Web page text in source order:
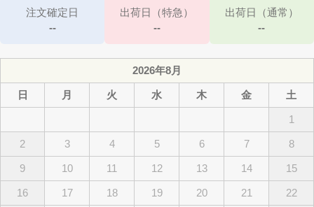
注文確定日
--
出荷日（特急）
--
出荷日（通常）
--
2026年8月
日 月 火 水 木 金 土
1
2 3 4 5 6 7 8
9 10 11 12 13 14 15
16 17 18 19 20 21 22